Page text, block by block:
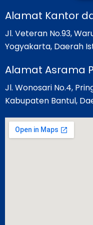
Alamat Kantor
Jl. Veteran No.93,
Yogyakarta, Daerah
Alamat Asrama
Jl. Wonosari No.4,
Kabupaten Bantul,